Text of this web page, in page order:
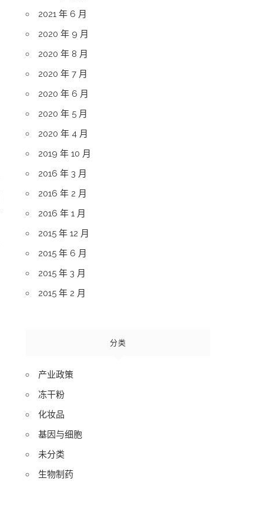
2021 年 6 月
2020 年 9 月
2020 年 8 月
2020 年 7 月
2020 年 6 月
2020 年 5 月
2020 年 4 月
2019 年 10 月
2016 年 3 月
2016 年 2 月
2016 年 1 月
2015 年 12 月
2015 年 6 月
2015 年 3 月
2015 年 2 月
分类
产业政策
冻干粉
化妆品
基因与细胞
未分类
生物制药